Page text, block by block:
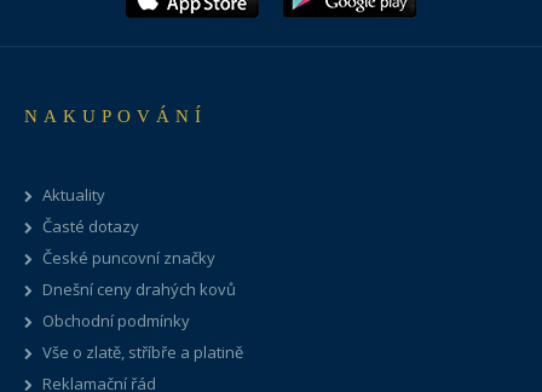
NAKUPOVÁNÍ
Aktuality
Časté dotazy
České puncovní značky
Dnešní ceny drahých kovů
Obchodní podmínky
Vše o zlatě, stříbře a platině
Reklamační řád